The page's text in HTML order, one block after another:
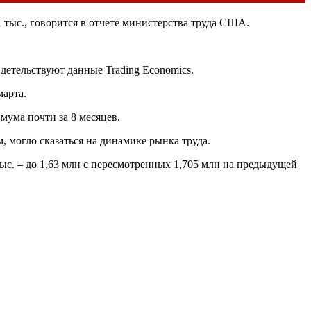
говорится в отчете министерства труда США.
данные Trading Economics.
почти за 8 месяцев.
сказаться на динамике рынка труда.
– до 1,63 млн с пересмотренных 1,705 млн на предыдущей